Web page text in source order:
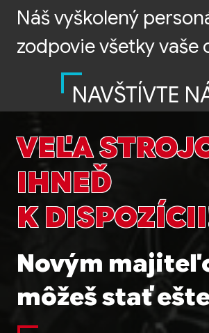
Náš vyškolený
zodpovie všetky vaše
NAVŠTÍVTE
VEĽA
IHNEĎ
K
Novým
môžeš stať